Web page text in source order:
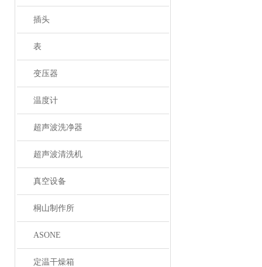
插头
表
变压器
温度计
超声波洗净器
超声波清洗机
真空设备
桐山制作所
ASONE
定温干燥箱